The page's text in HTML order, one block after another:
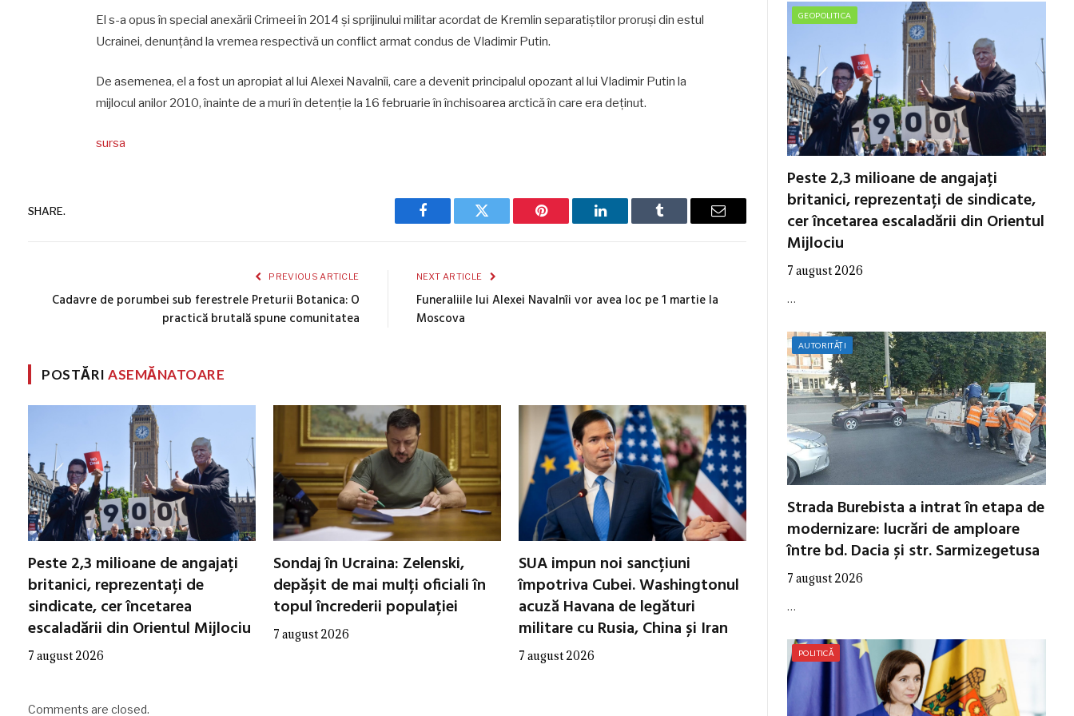
El s-a opus în special anexării Crimeei în 2014 și sprijinului militar acordat de Kremlin separatiștilor proruși din estul
Ucrainei, denunțând la vremea respectivă un conflict armat condus de Vladimir Putin.
De asemenea, el a fost un apropiat al lui Alexei Navalnîi, care a devenit principalul opozant al lui Vladimir Putin la
mijlocul anilor 2010, înainte de a muri în detenție la 16 februarie în închisoarea arctică în care era deținut.
sursa
SHARE.
Facebook Twitter Pinterest LinkedIn Tumblr Email
PREVIOUS ARTICLE
Cadavre de porumbei sub ferestrele Preturii Botanica: O
practică brutală spune comunitatea
NEXT ARTICLE
Funeraliile lui Alexei Navalnîi vor avea loc pe 1 martie la
Moscova
POSTĂRIASEMĂNATOARE
Peste 2,3 milioane de angajați
britanici, reprezentați de
sindicate, cer încetarea
escaladării din Orientul Mijlociu
7 august 2026
Sondaj în Ucraina: Zelenski,
depășit de mai mulți oficiali în
topul încrederii populației
7 august 2026
SUA impun noi sancțiuni
împotriva Cubei. Washingtonul
acuză Havana de legături
militare cu Rusia, China și Iran
7 august 2026
Comments are closed.
GEOPOLITICA
Peste 2,3 milioane de angajați
britanici, reprezentați de sindicate,
cer încetarea escaladării din Orientul
Mijlociu
7 august 2026
…
AUTORITĂȚI
Strada Burebista a intrat în etapa de
modernizare: lucrări de amploare
între bd. Dacia și str. Sarmizegetusa
7 august 2026
…
POLITICĂ